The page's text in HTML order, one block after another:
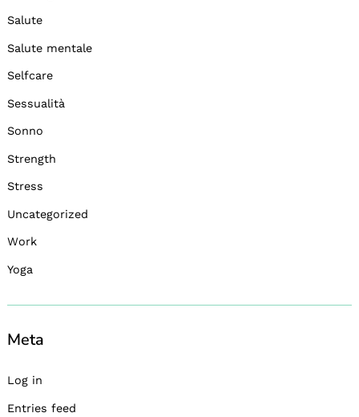
Salute
Salute mentale
Selfcare
Sessualità
Sonno
Strength
Stress
Uncategorized
Work
Yoga
Meta
Log in
Entries feed